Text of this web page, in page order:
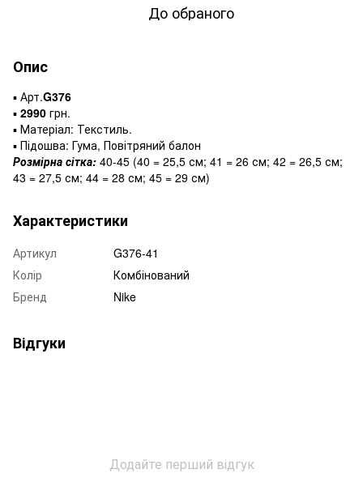
До обраного
Опис
▪️ Арт.G376
▪️ 2990 грн.
▪️ Матеріал: Текстиль.
▪️ Підошва: Гума, Повітряний балон
Розмірна сітка: 40-45 (40 = 25,5 см; 41 = 26 см; 42 = 26,5 см;
43 = 27,5 см; 44 = 28 см; 45 = 29 см)
Характеристики
Артикул
G376-41
Колір
Комбінований
Бренд
Nike
Відгуки
Додайте перший відгук